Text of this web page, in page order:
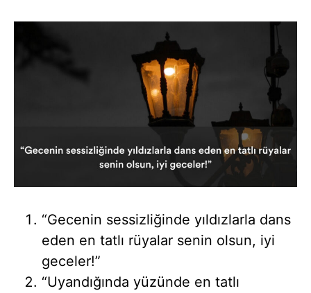
“Gecenin sessizliğinde yıldızlarla dans
eden en tatlı rüyalar senin olsun, iyi
geceler!”
“Uyandığında yüzünde en tatlı